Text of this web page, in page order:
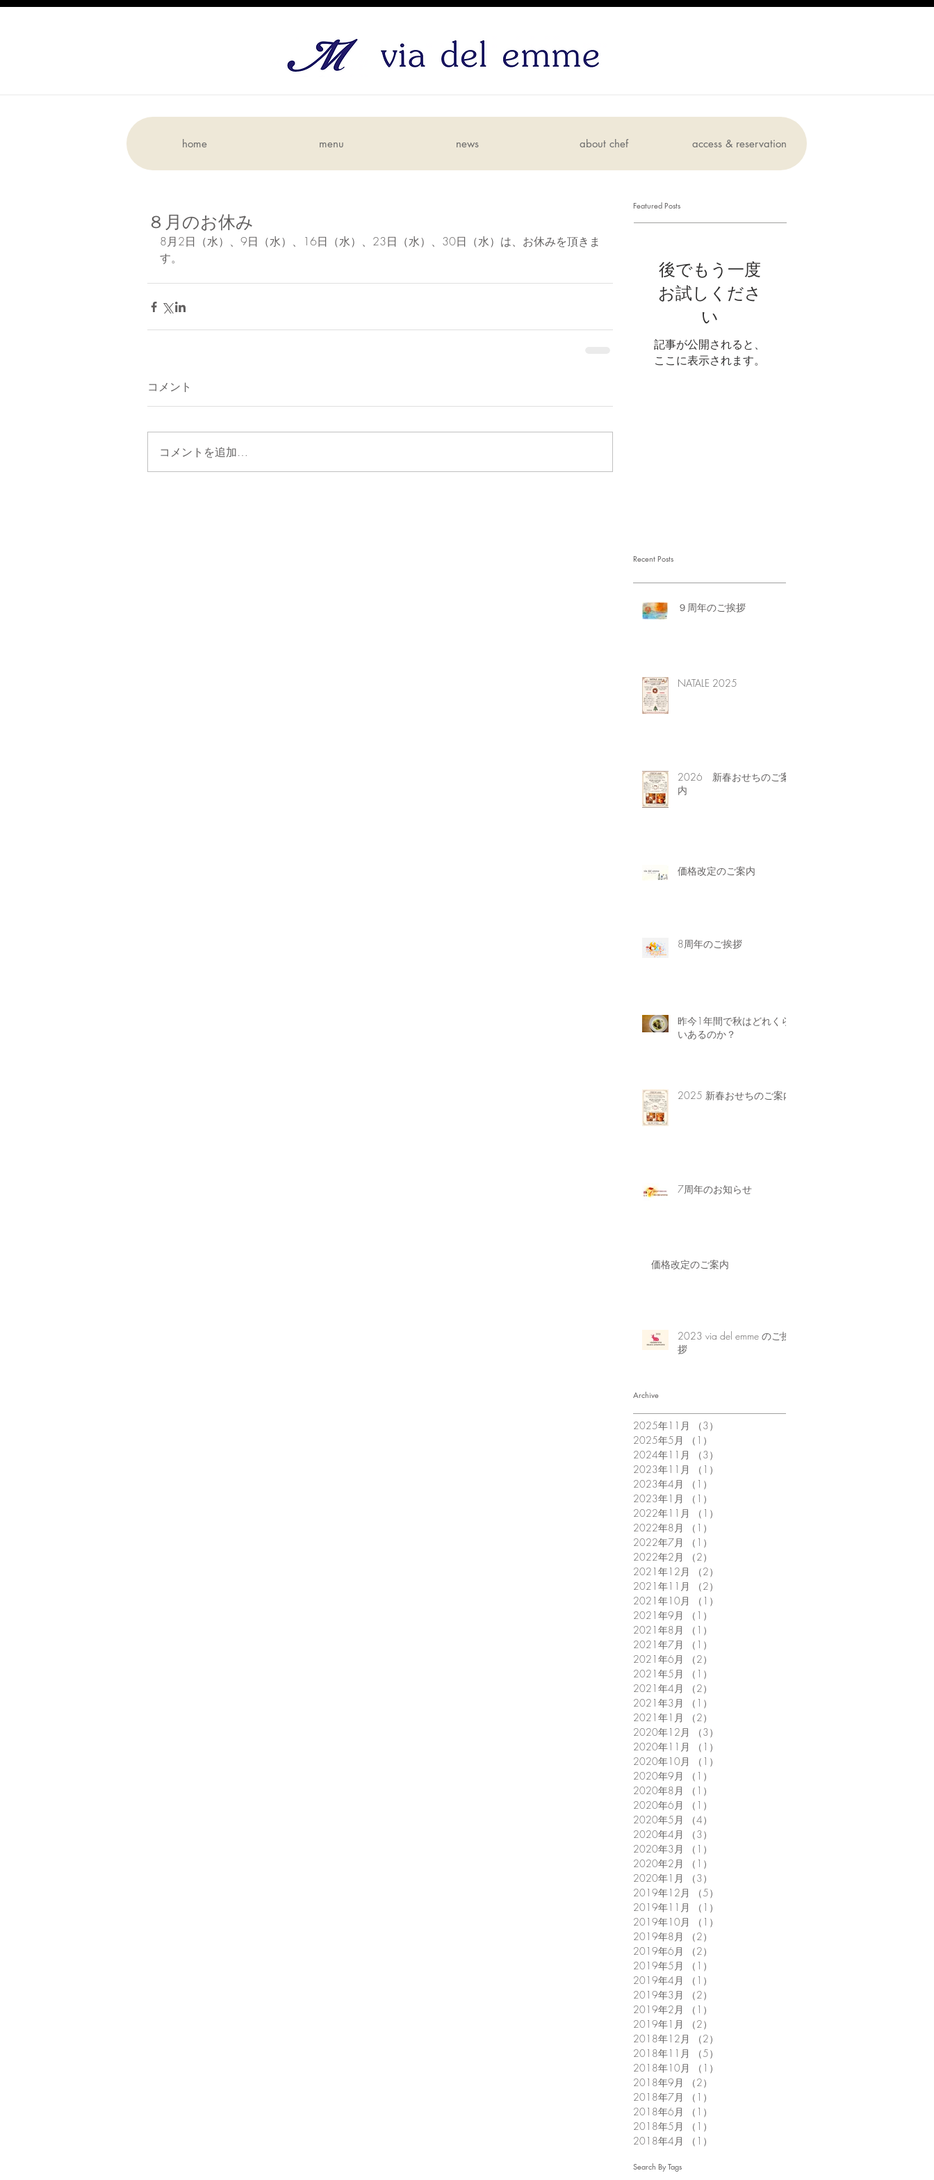
home menu news about chef access & reservation
８月のお休み
8月2日（水）、9日（水）、16日（水）、23日（水）、30日（水）は、お休みを頂きま
す。
コメント
コメントを追加…
Featured Posts
後でもう一度
お試しくださ
い
記事が公開されると、
ここに表示されます。
Recent Posts
９周年のご挨拶
NATALE 2025
2026 新春おせちのご案
内
価格改定のご案内
8周年のご挨拶
昨今1年間で秋はどれくら
いあるのか？
2025 新春おせちのご案内
7周年のお知らせ
価格改定のご案内
2023 via del emme のご挨
拶
Archive
2025年11月 （3）
2025年5月
（1）
2024年11月
（3）
2023年11月
（1）
2023年4月
（1）
2023年1月
（1）
2022年11月
（1）
2022年8月
（1）
2022年7月
（1）
2022年2月
（2）
2021年12月
（2）
2021年11月
（2）
2021年10月
（1）
2021年9月
（1）
2021年8月
（1）
2021年7月
（1）
2021年6月
（2）
2021年5月
（1）
2021年4月
（2）
2021年3月
（1）
2021年1月
（2）
2020年12月
（3）
2020年11月
（1）
2020年10月
（1）
2020年9月
（1）
2020年8月
（1）
2020年6月
（1）
2020年5月
（4）
2020年4月
（3）
2020年3月
（1）
2020年2月
（1）
2020年1月
（3）
2019年12月
（5）
2019年11月
（1）
2019年10月
（1）
2019年8月
（2）
2019年6月
（2）
2019年5月
（1）
2019年4月
（1）
2019年3月
（2）
2019年2月
（1）
2019年1月
（2）
2018年12月
（2）
2018年11月
（5）
2018年10月
（1）
2018年9月
（2）
2018年7月
（1）
2018年6月
（1）
2018年5月
（1）
2018年4月
（1）
Search By Tags